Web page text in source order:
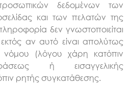
δεδομένων των
και των πελατών της
δεν γνωστοποιείται
αν αυτό είναι απολύτως
νόμου (λόγου χάρη κατόπιν
ή εισαγγελικής
ρητής συγκατάθεσης.